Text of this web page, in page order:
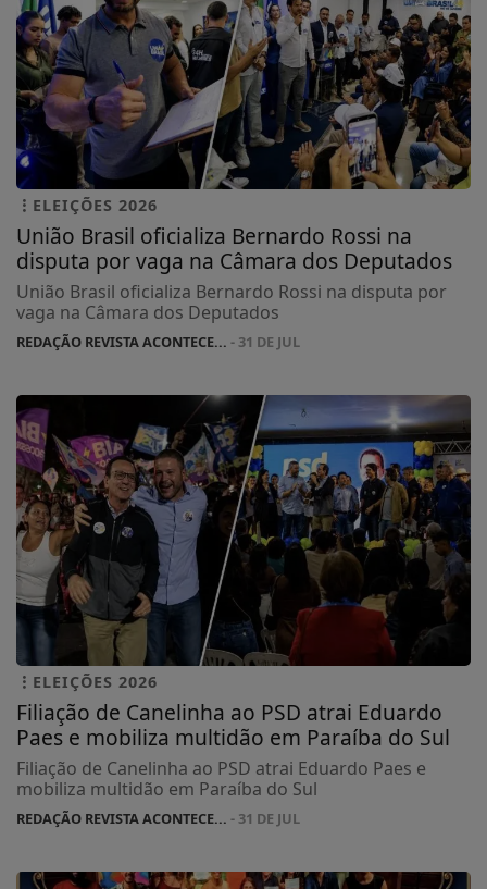
ELEIÇÕES 2026
União Brasil oficializa Bernardo Rossi na
disputa por vaga na Câmara dos Deputados
União Brasil oficializa Bernardo Rossi na disputa por
vaga na Câmara dos Deputados
REDAÇÃO REVISTA ACONTECE... - 31 DE JUL
ELEIÇÕES 2026
Filiação de Canelinha ao PSD atrai Eduardo
Paes e mobiliza multidão em Paraíba do Sul
Filiação de Canelinha ao PSD atrai Eduardo Paes e
mobiliza multidão em Paraíba do Sul
REDAÇÃO REVISTA ACONTECE... - 31 DE JUL